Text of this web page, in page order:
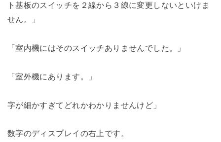
ト基板のスイッチを２線から３線に変更しないといけま
せん。」
「室内機にはそのスイッチありませんでした。」
「室外機にあります。」
字が細かすぎてどれかわかりませんけど」
数字のディスプレイの右上です。